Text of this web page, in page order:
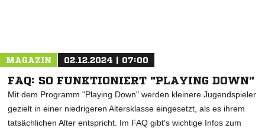
MAGAZIN 02.12.2024 | 07:00
FAQ: SO FUNKTIONIERT "PLAYING DOWN"
Mit dem Programm "Playing Down" werden kleinere Jugendspieler
gezielt in einer niedrigeren Altersklasse eingesetzt, als es ihrem
tatsächlichen Alter entspricht. Im FAQ gibt's wichtige Infos zum